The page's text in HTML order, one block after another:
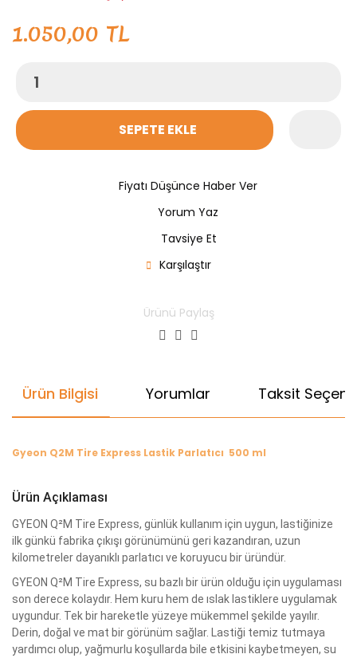
1.050,00 TL
SEPETE EKLE
Fiyatı Düşünce Haber Ver
Yorum Yaz
Tavsiye Et
Karşılaştır
Ürünü Paylaş
Ürün Bilgisi Yorumlar Taksit
Gyeon Q2M Tire Express Lastik Parlatıcı 500 ml
Ürün Açıklaması
GYEON Q²M Tire Express, günlük kullanım için uygun, lastiğinize
ilk günkü fabrika çıkışı görünümünü geri kazandıran, uzun
kilometreler dayanıklı parlatıcı ve koruyucu bir üründür.
GYEON Q²M Tire Express, su bazlı bir ürün olduğu için uygulaması
son derece kolaydır. Hem kuru hem de ıslak lastiklere uygulamak
uygundur. Tek bir hareketle yüzeye mükemmel şekilde yayılır.
Derin, doğal ve mat bir görünüm sağlar. Lastiği temiz tutmaya
yardımcı olup, yağmurlu koşullarda bile etkisini kaybetmeyen, su